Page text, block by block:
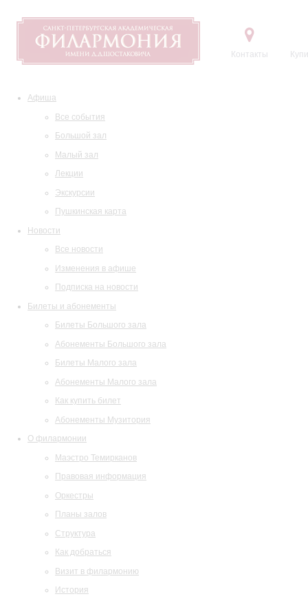
Контакты
Афиша
Все события
Большой зал
Малый зал
Лекции
Экскурсии
Пушкинская карта
Новости
Все новости
Изменения в афише
Подписка на новости
Билеты и абонементы
Билеты Большого зала
Абонементы Большого зала
Билеты Малого зала
Абонементы Малого зала
Как купить билет
Абонементы Музитория
О филармонии
Маэстро Темирканов
Правовая информация
Оркестры
Планы залов
Структура
Как добраться
Визит в филармонию
История